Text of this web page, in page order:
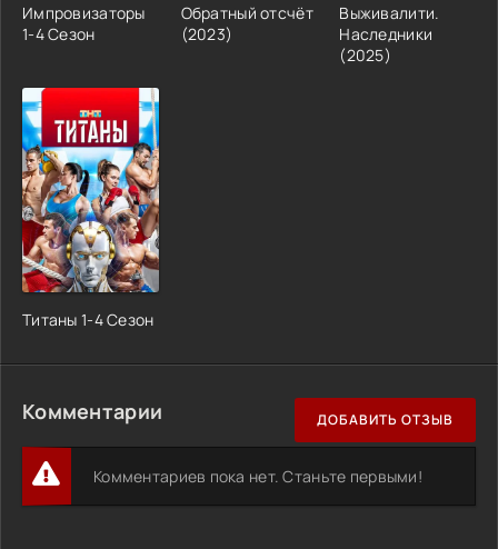
Импровизаторы
1-4 Сезон
Обратный отсчёт
(2023)
Выживалити.
Наследники
(2025)
Титаны 1-4 Сезон
Комментарии ДОБАВИТЬ ОТЗЫВ
Комментариев пока нет. Станьте первыми!